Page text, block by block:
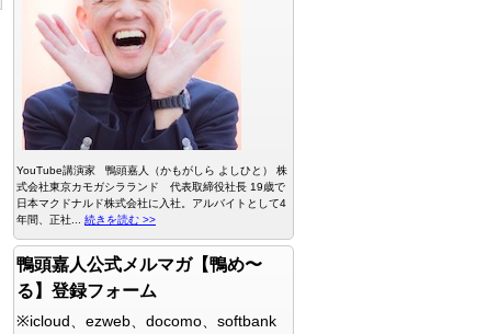
YouTube講演家 鴨頭嘉人（かもがしら よしひと） 株
式会社東京カモガシラランド 代表取締役社長 19歳で
日本マクドナルド株式会社に入社。アルバイトとして4
年間、正社... 続きを読む >>
鴨頭嘉人公式メルマガ【鴨め〜
る】登録フォーム
※icloud、ezweb、docomo、softbank